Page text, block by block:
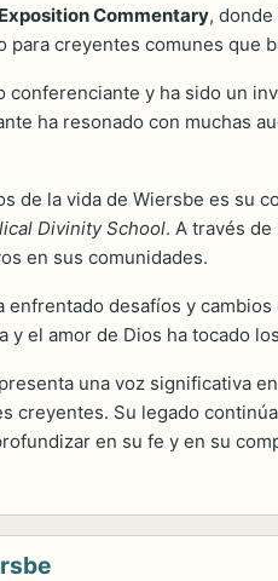
Commentary,
para creyentes comunes que
conferenciante y ha sido un
ha resonado con muchas
de la vida de Wiersbe es su
Divinity School. A través
en sus comunidades.
desafíos y
y el amor de Dios ha tocado
una voz significativa
creyentes. Su legado
en su fe y en su